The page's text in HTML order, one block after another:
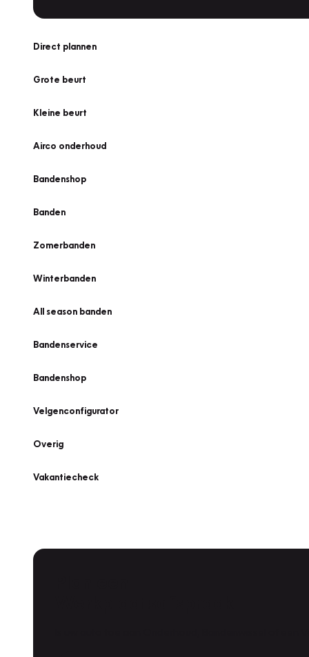
Direct plannen
Grote beurt
Kleine beurt
Airco onderhoud
Bandenshop
Banden
Zomerbanden
Winterbanden
All season banden
Bandenservice
Bandenshop
Velgenconfigurator
Overig
Vakantiecheck